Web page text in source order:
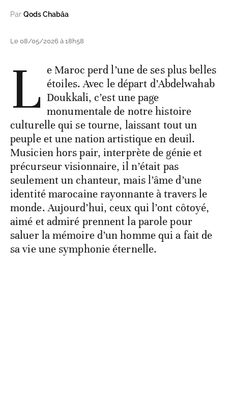
Par Qods Chabâa
Le 08/05/2026 à 18h58
L e Maroc perd l’une de ses plus belles
étoiles. Avec le départ d’Abdelwahab
Doukkali, c’est une page
monumentale de notre histoire
culturelle qui se tourne, laissant tout un
peuple et une nation artistique en deuil.
Musicien hors pair, interprète de génie et
précurseur visionnaire, il n’était pas
seulement un chanteur, mais l’âme d’une
identité marocaine rayonnante à travers le
monde. Aujourd’hui, ceux qui l’ont côtoyé,
aimé et admiré prennent la parole pour
saluer la mémoire d’un homme qui a fait de
sa vie une symphonie éternelle.